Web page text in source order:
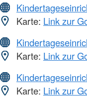
Karte: Link zur
Karte: Link zur
Karte: Link zur